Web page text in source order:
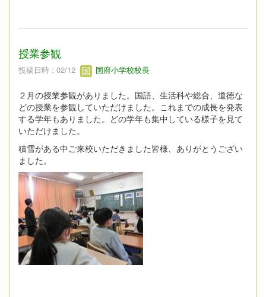
授業参観
投稿日時 : 02/12 国府小学校校長
２月の授業参観がありました。国語、生活科や総合、道徳な
どの授業を参観していただけました。これまでの成長を発表
する学年もありました。どの学年も集中している様子を見て
いただけました。
積雪がある中ご来校いただきました皆様、ありがとうござい
ました。